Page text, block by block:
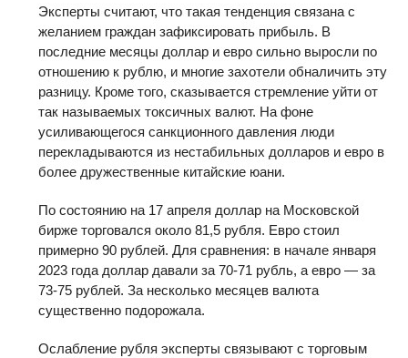
Эксперты считают, что такая тенденция связана с
желанием граждан зафиксировать прибыль. В
последние месяцы доллар и евро сильно выросли по
отношению к рублю, и многие захотели обналичить эту
разницу. Кроме того, сказывается стремление уйти от
так называемых токсичных валют. На фоне
усиливающегося санкционного давления люди
перекладываются из нестабильных долларов и евро в
более дружественные китайские юани.
По состоянию на 17 апреля доллар на Московской
бирже торговался около 81,5 рубля. Евро стоил
примерно 90 рублей. Для сравнения: в начале января
2023 года доллар давали за 70-71 рубль, а евро — за
73-75 рублей. За несколько месяцев валюта
существенно подорожала.
Ослабление рубля эксперты связывают с торговым